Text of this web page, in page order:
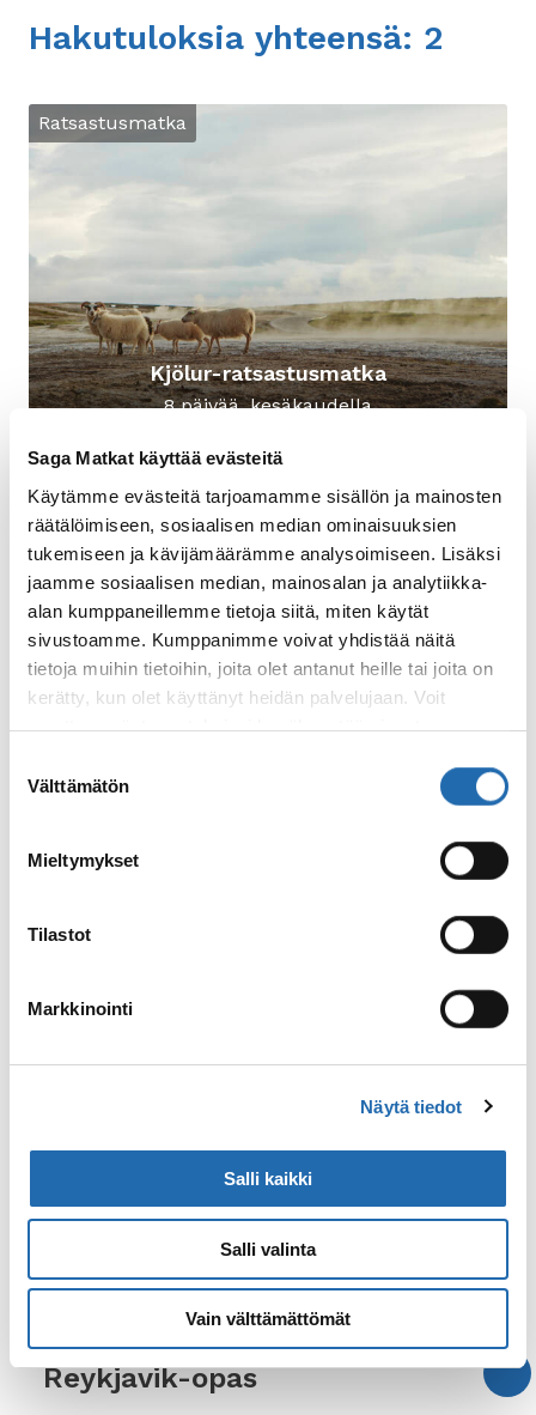
Saga Matkat käyttää evästeitä
Käytämme evästeitä tarjoamamme sisällön ja mainosten
räätälöimiseen, sosiaalisen median ominaisuuksien
tukemiseen ja kävijämäärämme analysoimiseen. Lisäksi
jaamme sosiaalisen median, mainosalan ja analytiikka-
alan kumppaneillemme tietoja siitä, miten käytät
sivustoamme. Kumppanimme voivat yhdistää näitä
tietoja muihin tietoihin, joita olet antanut heille tai joita on
kerätty, kun olet käyttänyt heidän palvelujaan. Voit
muuttaa evästeasetuksiesi hyväksyntää sivuston
valinta
Välttämätön
Mieltymykset
Tilastot
Markkinointi
Näytä tiedot
Salli kaikki
Salli valinta
Vain välttämättömät
Hakutuloksia yhteensä: 2
Ratsastusmatka
Lue lisää aiheesta: Kjölur-ratsastusmatka
Kjölur-ratsastusmatka
8 päivää, kesäkaudella
alk. 3 150 €/hlö
Autopaketti
Lue lisää aiheesta: Highland and Coast
Vinkkejä ja lisätietoa
Reykjavik-opas